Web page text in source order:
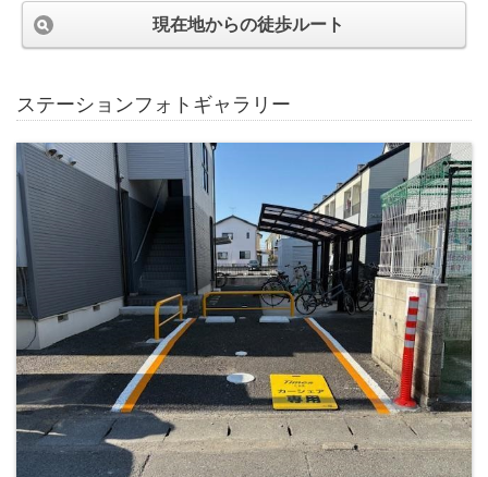
現在地からの徒歩ルート
ステーションフォトギャラリー